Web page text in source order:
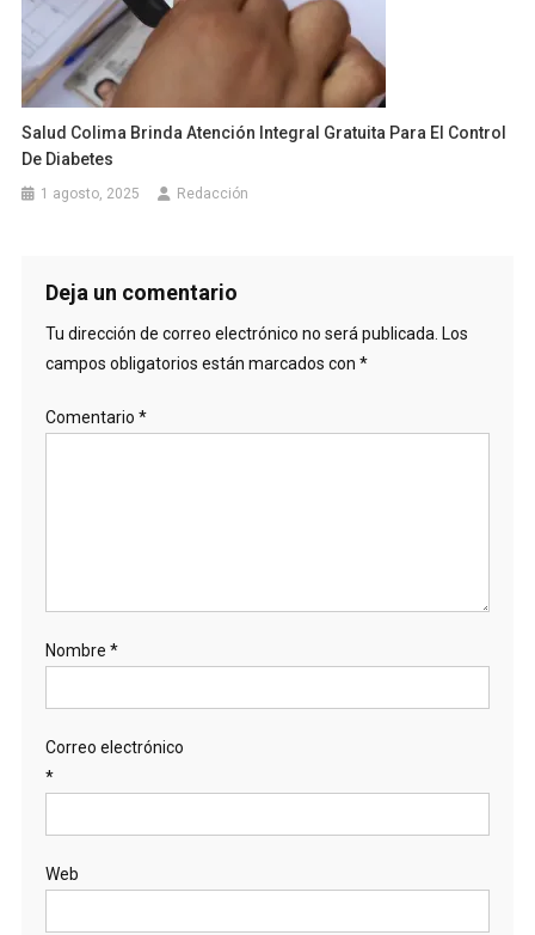
Salud Colima Brinda Atención Integral Gratuita Para El Control
De Diabetes
1 agosto, 2025 Redacción
Deja un comentario
Tu dirección de correo electrónico no será publicada. Los
campos obligatorios están marcados con *
Comentario *
Nombre *
Correo electrónico
*
Web